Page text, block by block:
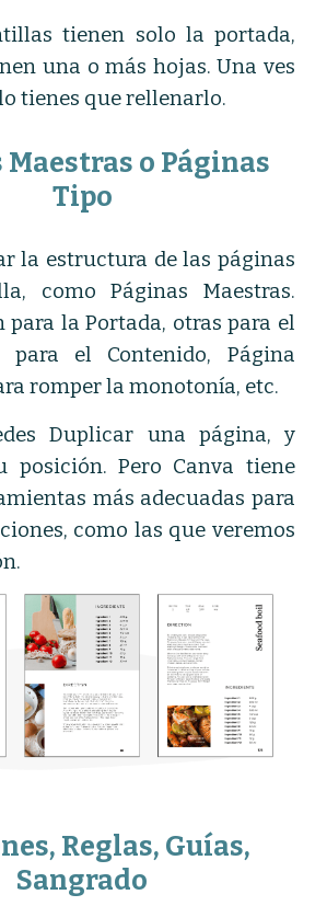
tienen solo la portada,
una o más hojas. Una ves
tienes que rellenarlo.
Maestras o Páginas
Tipo
la estructura de las páginas
como Páginas Maestras.
para la Portada, otras para el
para el Contenido, Página
romper la monotonía, etc.
Duplicar una página, y
posición. Pero Canva tiene
más adecuadas para
como las que veremos
Reglas, Guías,
Sangrado